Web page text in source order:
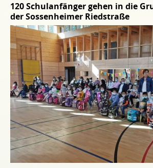
120 Schulanfänger gehen in die
der Sossenheimer Riedstraße